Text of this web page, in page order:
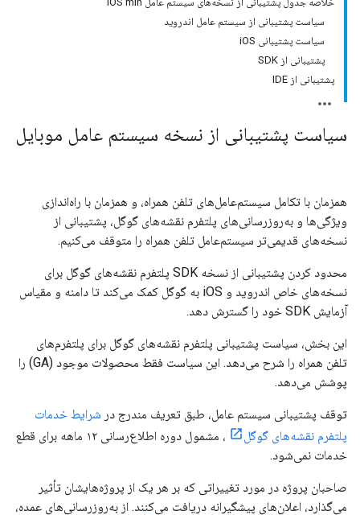
سیاست پشتیبانی از سیستم عامل اندروید
سیاست پشتیبانی iOS
پشتیبانی از SDK
پشتیبانی از IDE
سیاست پشتیبانی از نسخه سیستم عامل موبایل
همزمان با تکامل سیستم‌عامل‌های تلفن همراه، و همزمان با راه‌اندازی
ویژگی‌ها و به‌روزرسانی‌های پلتفرم نقشه‌های گوگل، پشتیبانی از
نسخه‌های قدیمی‌تر سیستم‌عامل تلفن همراه را متوقف می‌کنیم.
محدود کردن پشتیبانی از نسخه SDK پلتفرم نقشه‌های گوگل برای
نسخه‌های خاص اندروید و iOS به گوگل کمک می‌کند تا دامنه و مقیاس
آزمایش SDK خود را گسترش دهد.
این بخش، سیاست پشتیبانی پلتفرم نقشه‌های گوگل برای پلتفرم‌های
تلفن همراه را شرح می‌دهد. این سیاست فقط محصولات موجود (GA) را
پوشش می‌دهد.
توقف پشتیبانی سیستم عامل، طبق تعریف مندرج در شرایط خدمات
پلتفرم نقشه‌های گوگل
، مشمول دوره اطلاع‌رسانی ۱۲ ماهه برای قطع
خدمات نمی‌شود.
صاحبان پروژه در مورد تغییراتی که بر هر یک از پروژه‌هایشان تأثیر
می‌گذارد، اعلان‌های پیشگیرانه دریافت می‌کنند. از به‌روزرسانی‌های عمده،